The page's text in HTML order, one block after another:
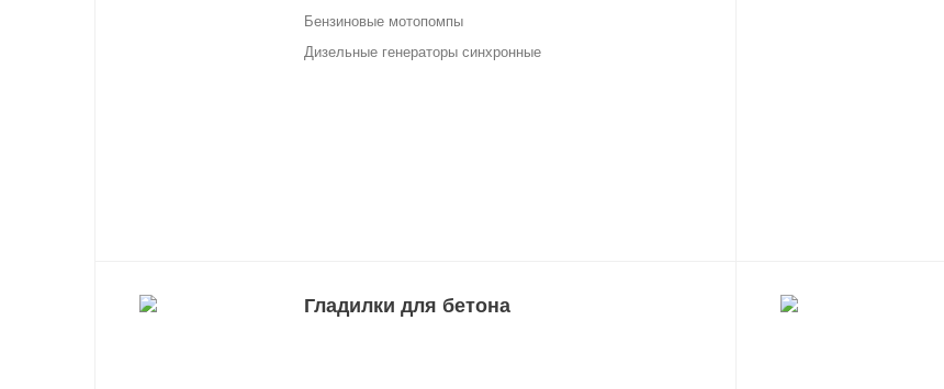
Бензиновые мотопомпы
Дизельные генераторы синхронные
Гладилки для бетона